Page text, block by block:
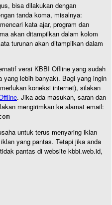
bisa dilakukan dengan
tanda koma, misalnya:
kata ajar, program dan
akan ditampilkan dalam kolom
turunan akan ditampilkan dalam
versi KBBI Offline yang sudah
yang lebih banyak). Bagi yang ingin
koneksi internet), silakan
. Jika ada masukan, saran dan
mengirimkan ke alamat email:
untuk terus menyaring iklan
yang pantas. Tetapi jika anda
pantas di website kbbi.web.id,